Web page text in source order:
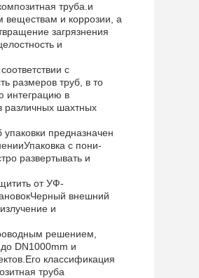
труба.и
веществам и коррозии, а
загрязнения
и
с
размеров труб, в то
интеграцию в
различных шахтных
предназначен
с пони-
развертывать и
от УФ-
внешний
и
решением,
DN1000mm и
классификация
труба